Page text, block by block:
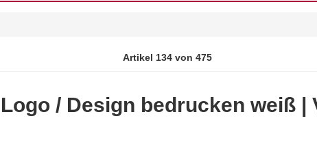
Artikel 134 von 475
/ Design bedrucken weiß |